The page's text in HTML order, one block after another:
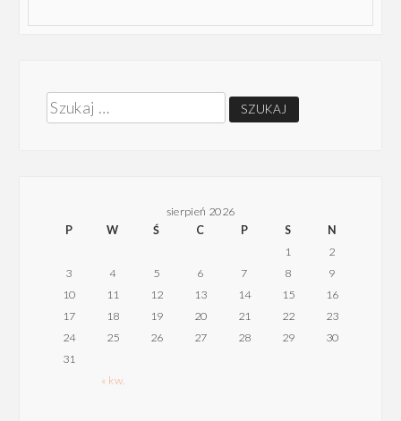
Szukaj:
sierpień 2026
P
W Ś C P S N
« kw.
1
2
3
4 5 6 7 8
9
10
11 12 13 14 15
16
17
18 19 20 21 22
23
24
25 26 27 28 29
30
31